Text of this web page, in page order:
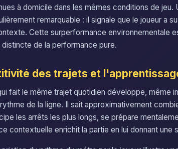
à domicile dans les mêmes conditions de
remarquable : il signale que le joueur a
Cette surperformance environnementale
de la performance pure.
des trajets et
fait le même trajet quotidien développe, même
de la ligne. Il sait approximativement
les arrêts les plus longs, se prépare
contextuelle enrichit la partie en lui donnant